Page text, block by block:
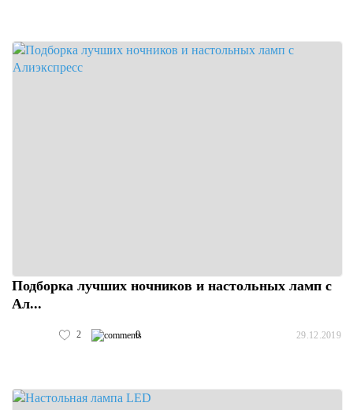
Подборка лучших ночников и настольных ламп с
Ал...
2 0 29.12.2019